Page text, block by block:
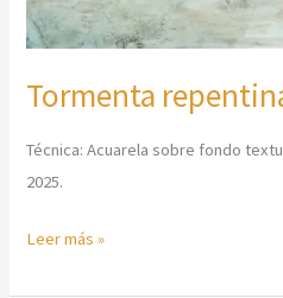
Tormenta
Técnica: Acuarela sobre fondo
2025.
Leer más »